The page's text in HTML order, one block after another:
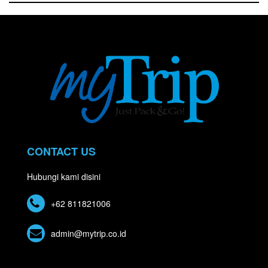
CONTACT US
Hubungi kami disini
+62 811821006
admin@mytrip.co.id